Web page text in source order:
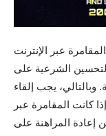
عبر الإنترنت
لتحسين الشرعية على
وبالتالي، يجب إلقاء
كانت المقامرة عبر
إعادة المراهنة على